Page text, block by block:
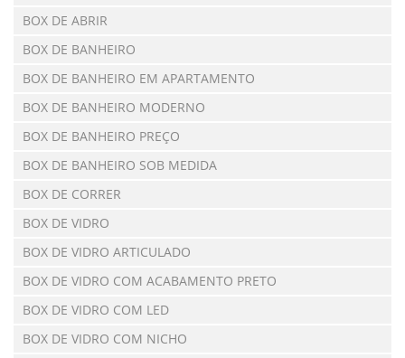
BOX DE ABRIR
BOX DE BANHEIRO
BOX DE BANHEIRO EM APARTAMENTO
BOX DE BANHEIRO MODERNO
BOX DE BANHEIRO PREÇO
BOX DE BANHEIRO SOB MEDIDA
BOX DE CORRER
BOX DE VIDRO
BOX DE VIDRO ARTICULADO
BOX DE VIDRO COM ACABAMENTO PRETO
BOX DE VIDRO COM LED
BOX DE VIDRO COM NICHO